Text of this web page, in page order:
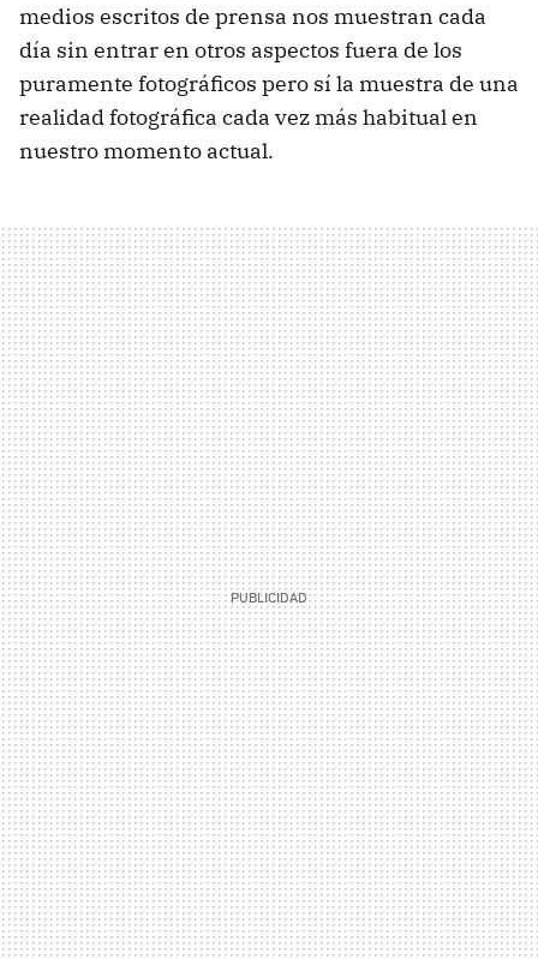
medios escritos de prensa nos muestran cada
día sin entrar en otros aspectos fuera de los
puramente fotográficos pero sí la muestra de una
realidad fotográfica cada vez más habitual en
nuestro momento actual.